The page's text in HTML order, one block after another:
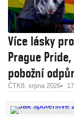
Více lásky
Prague
pobožní
ČTK8. srpna 2026